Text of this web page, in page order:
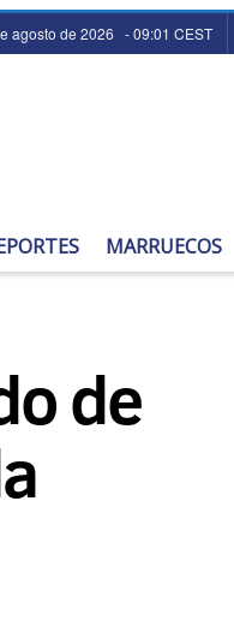
agosto de 2026 - 09:01 CEST
MARRUECOS
de